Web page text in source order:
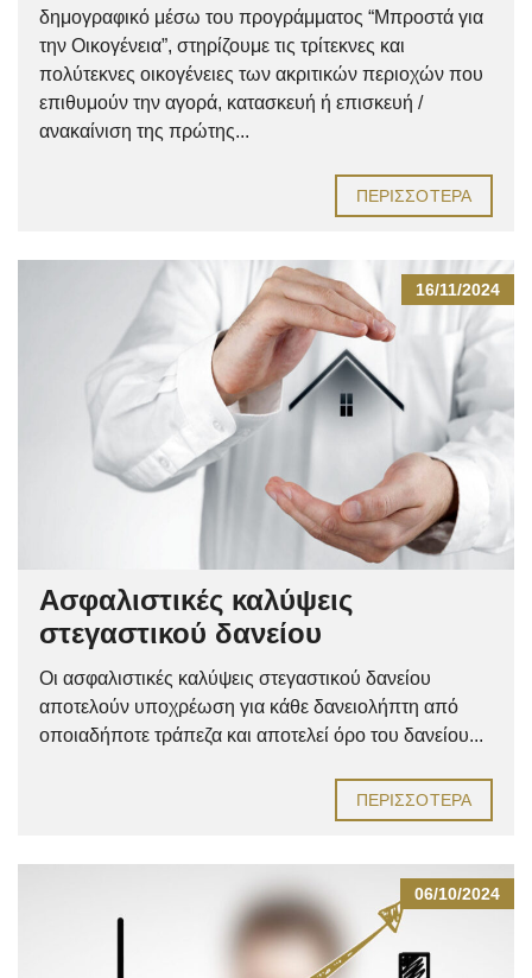
δημογραφικό μέσω του προγράμματος “Μπροστά για
την Οικογένεια”, στηρίζουμε τις τρίτεκνες και
πολύτεκνες οικογένειες των ακριτικών περιοχών που
επιθυμούν την αγορά, κατασκευή ή επισκευή /
ανακαίνιση της πρώτης...
ΠΕΡΙΣΣΌΤΕΡΑ
16/11/2024
Ασφαλιστικές καλύψεις
στεγαστικού δανείου
Οι ασφαλιστικές καλύψεις στεγαστικού δανείου
αποτελούν υποχρέωση για κάθε δανειολήπτη από
οποιαδήποτε τράπεζα και αποτελεί όρο του δανείου...
ΠΕΡΙΣΣΌΤΕΡΑ
06/10/2024